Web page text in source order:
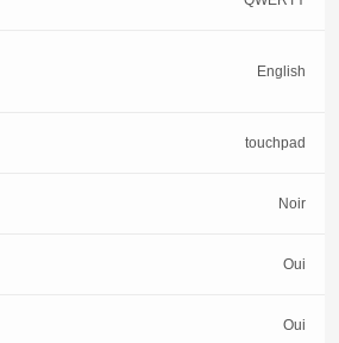
English
touchpad
Noir
Oui
Oui